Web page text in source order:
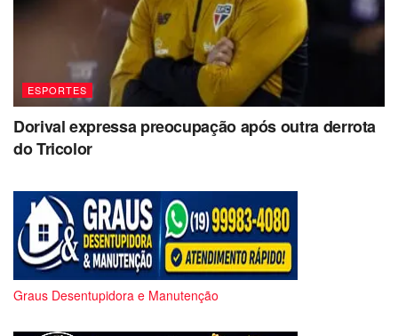
ESPORTES
Dorival expressa preocupação após outra derrota
do Tricolor
Graus Desentupidora e Manutenção